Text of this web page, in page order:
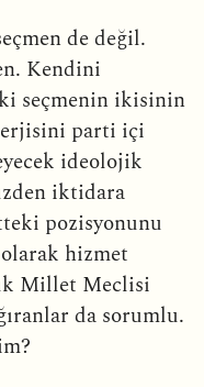
de değil.
Kendini
seçmenin ikisinin
parti içi
ideolojik
iktidara
pozisyonunu
hizmet
Millet Meclisi
da sorumlu.